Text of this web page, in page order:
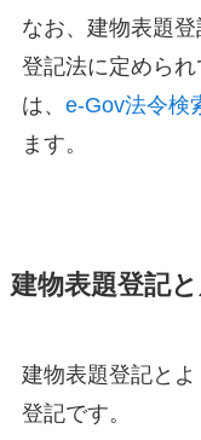
なお、建物表題
登記法に定めら
は、 e-Gov法令検
ます。
建物表題登記
建物表題登記と
登記です。